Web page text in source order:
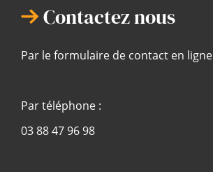
Contactez nous
Par le formulaire de contact en ligne
Par téléphone :
03 88 47 96 98